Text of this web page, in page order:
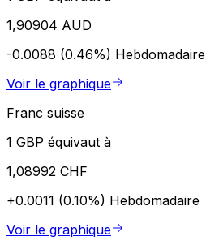
1,90904 AUD
-0.0088 (0.46%) Hebdomadaire
Voir le graphique
Franc suisse
1 GBP équivaut à
1,08992 CHF
+0.0011 (0.10%) Hebdomadaire
Voir le graphique